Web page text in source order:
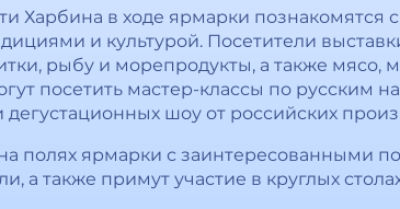
Харбина в ходе ярмарки познакомятся
и культурой. Посетители
рыбу и морепродукты, а также
посетить мастер-классы по
дегустационных шоу от российских
полях ярмарки с заинтересованными
а также примут участие в круглых